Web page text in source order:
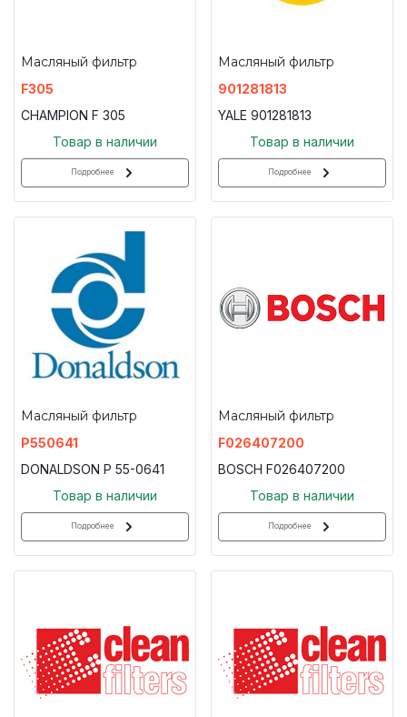
Масляный фильтр
F305
CHAMPION F 305
Товар в наличии
Подробнее
Масляный фильтр
901281813
YALE 901281813
Товар в наличии
Подробнее
Масляный фильтр
P550641
DONALDSON P 55-0641
Товар в наличии
Подробнее
Масляный фильтр
F026407200
BOSCH F026407200
Товар в наличии
Подробнее